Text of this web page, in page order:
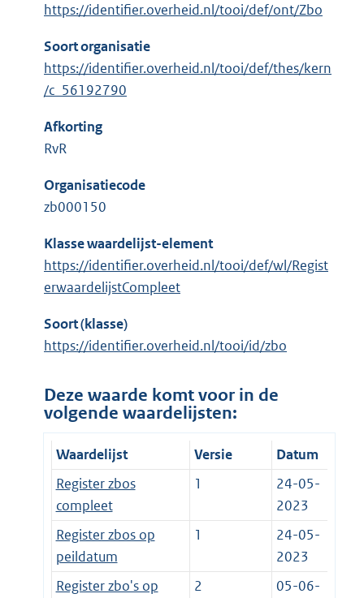
https://identifier.overheid.nl/tooi/def/ont/Zbo
Soort organisatie
https://identifier.overheid.nl/tooi/def/thes/kern
/c_56192790
Afkorting
RvR
Organisatiecode
zb000150
Klasse waardelijst-element
https://identifier.overheid.nl/tooi/def/wl/Regist
erwaardelijstCompleet
Soort (klasse)
https://identifier.overheid.nl/tooi/id/zbo
Deze waarde komt voor in de
volgende waardelijsten:
Waardelijst Versie
Datum
Register zbos
compleet
1
24-05-
2023
Register zbos op
peildatum
1
24-05-
2023
Register zbo's op
2
05-06-